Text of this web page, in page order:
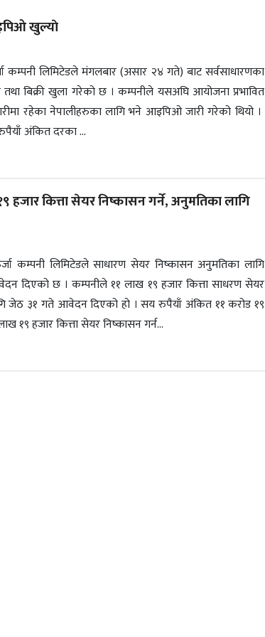
खुल्याे
कम्पनी लिमिटेडले मंगलबार (असार २४ गते) बाट सर्वसाधारणका
बिक्री खुला गरेको छ । कम्पनीले यसअघि आयोजना प्रभावित
रहेका नेपालीहरुका लागि भने आइपिओ जारी गरेको थियो ।
अंकित दरका ...
हजार कित्ता सेयर निष्कासन गर्ने, अनुमतिका लागि
कम्पनी लिमिटेडले साधारण सेयर निष्कासन अनुमतिका लागि
दिएको छ । कम्पनीले ११ लाख १९ हजार कित्ता साधरण सेयर
जेठ ३१ गते आवेदन दिएको हो । सय रुपैयाँ अंकित ११ करोड १९
१९ हजार कित्ता सेयर निष्कासन गर्न...